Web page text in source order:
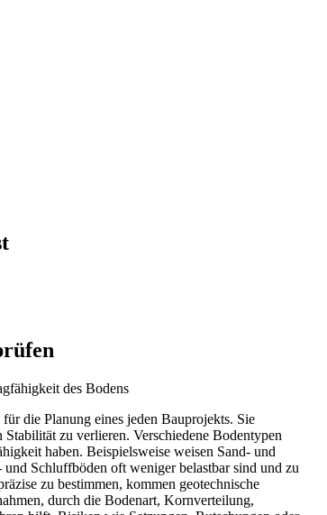
die Planung eines jeden Bauprojekts. Sie
zu verlieren. Verschiedene Bodentypen
haben. Beispielsweise weisen Sand- und
Schluffböden oft weniger belastbar sind und zu
zu bestimmen, kommen geotechnische
durch die Bodenart, Kornverteilung,